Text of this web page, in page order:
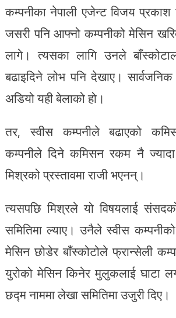
कम्पनीका नेपाली एजेन्ट विजय प्रकाश
जसरी पनि आफ्नो कम्पनीको मेसिन
लागे। त्यसका लागि उनले
बढाइदिने लोभ पनि देखाए।
अडियो यही बेलाको हो।
तर, स्वीस कम्पनीले बढाएको
कम्पनीले दिने कमिसन रकम नै
मिश्रको प्रस्तावमा राजी भएनन्।
त्यसपछि मिश्रले यो विषयलाई
समितिमा ल्याए। उनैले स्वीस
मेसिन छोडेर बाँस्कोटोले फ्रान्सेली
युरोको मेसिन किनेर मुलुकलाई घाटा
छद्म नाममा लेखा समितिमा उजुरी दिए।